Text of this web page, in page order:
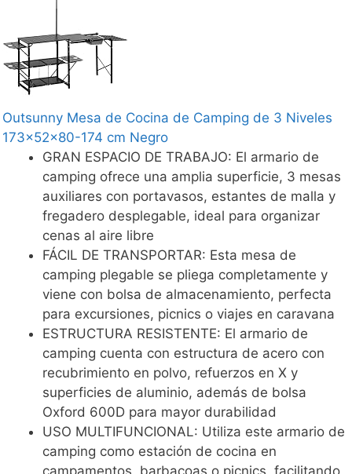
Outsunny Mesa de Cocina de Camping de 3 Niveles
173x52x80-174 cm Negro
GRAN ESPACIO DE TRABAJO: El armario de
camping ofrece una amplia superficie, 3 mesas
auxiliares con portavasos, estantes de malla y
fregadero desplegable, ideal para organizar
cenas al aire libre
FÁCIL DE TRANSPORTAR: Esta mesa de
camping plegable se pliega completamente y
viene con bolsa de almacenamiento, perfecta
para excursiones, picnics o viajes en caravana
ESTRUCTURA RESISTENTE: El armario de
camping cuenta con estructura de acero con
recubrimiento en polvo, refuerzos en X y
superficies de aluminio, además de bolsa
Oxford 600D para mayor durabilidad
USO MULTIFUNCIONAL: Utiliza este armario de
camping como estación de cocina en
campamentos, barbacoas o picnics, facilitando